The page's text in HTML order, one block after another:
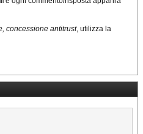
concessione antitrust, utilizza la